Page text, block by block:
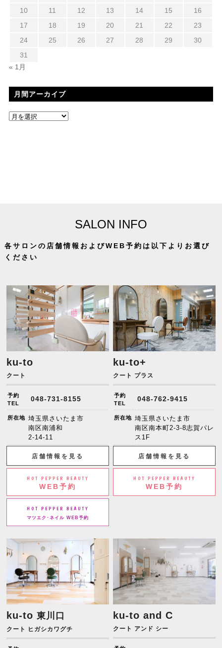
10
11 12 13 14 15
16
17
18 19 20 21 22
23
24
25 26 27 28 29
30
31
« 1月
月間アーカイブ
SALON INFO
各サロンの店舗情報およびWEB予約は以下よりお選び
ください
ku-to
クート
予約
TEL
048-731-8155
所在地 埼玉県さいたま市
南区南浦和
2-14-11
店舗情報を見る
HOT PEPPER BEAUTY
WEB予約
HOT PEPPER BEAUTY
マツエク･ネイル WEB予約
ku-to+
クート プラス
予約
TEL
048-762-9415
所在地 埼玉県さいたま市
南区南本町2-3-8志賀パレ
ス1F
店舗情報を見る
HOT PEPPER BEAUTY
WEB予約
ku-to東川口
クート ヒガシカワグチ
ku-to and C
クート アンド シー